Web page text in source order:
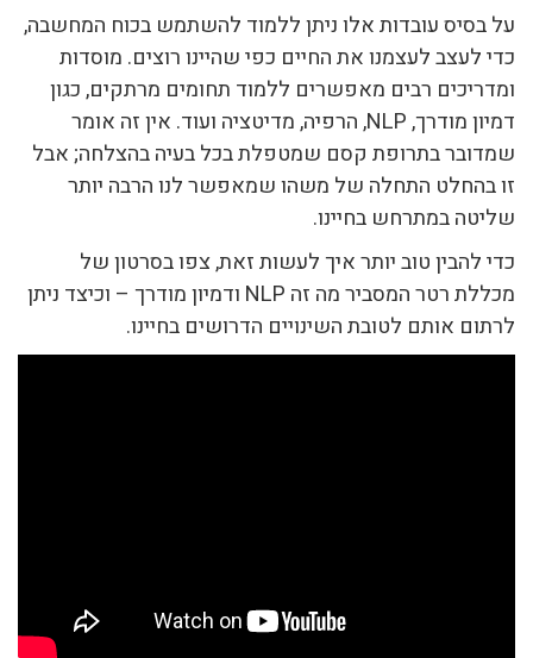
על בסיס עובדות אלו ניתן ללמוד להשתמש בכוח המחשבה,
כדי לעצב לעצמנו את החיים כפי שהיינו רוצים. מוסדות
ומדריכים רבים מאפשרים ללמוד תחומים מרתקים, כגון
דמיון מודרך, NLP, הרפיה, מדיטציה ועוד. אין זה אומר
שמדובר בתרופת קסם שמטפלת בכל בעיה בהצלחה; אבל
זו בהחלט התחלה של משהו שמאפשר לנו הרבה יותר
שליטה במתרחש בחיינו.
כדי להבין טוב יותר איך לעשות זאת, צפו בסרטון של
מכללת רטר המסביר מה זה NLP ודמיון מודרך – וכיצד ניתן
לרתום אותם לטובת השינויים הדרושים בחיינו.